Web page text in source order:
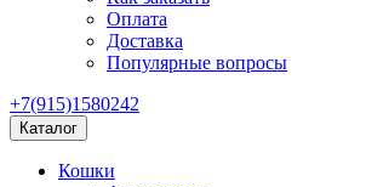
Оплата
Доставка
Популярные вопросы
+7(915)1580242
Каталог
Кошки